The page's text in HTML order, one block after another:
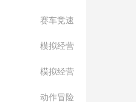
赛车竞速
模拟经营
模拟经营
动作冒险